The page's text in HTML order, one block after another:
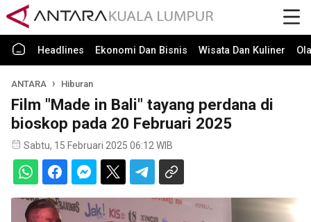
Headlines Ekonomi Dan Bisnis Wisata Dan Kuliner
ANTARA Hiburan
Film "Made in Bali" tayang perdana di
bioskop pada 20 Februari 2025
Sabtu, 15 Februari 2025 06:12 WIB